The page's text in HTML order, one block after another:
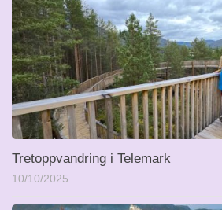
Tretoppvandring i Telemark
10/10/2025